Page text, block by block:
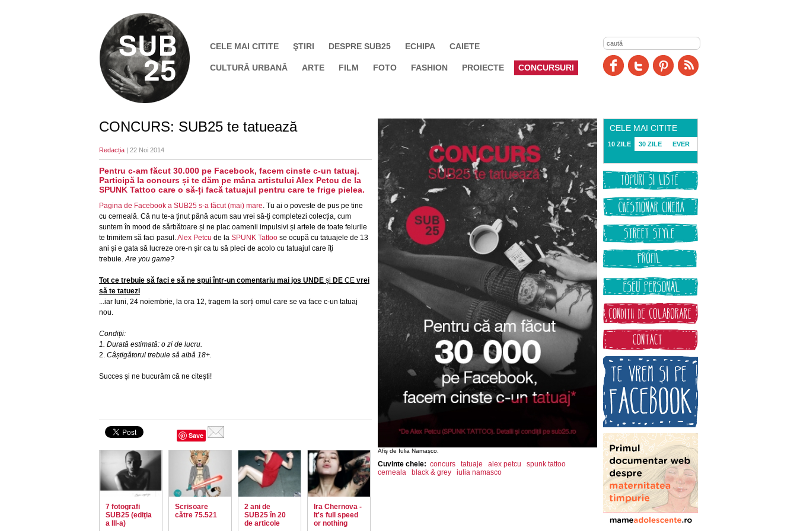
CELE MAI CITITE ŞTIRI DESPRE SUB25 ECHIPA CAIETE
CULTURĂ URBANĂ ARTE FILM FOTO FASHION PROIECTE CONCURSURI
CONCURS: SUB25 te tatuează
Redacția | 22 Noi 2014
Pentru c-am făcut 30.000 pe Facebook, facem cinste c-un tatuaj.
Participă la concurs și te dăm pe mâna artistului Alex Petcu de la
SPUNK Tattoo care o să-ți facă tatuajul pentru care te frige pielea.
Pagina de Facebook a SUB25 s-a făcut (mai) mare. Tu ai o poveste de pus pe tine
cu cerneală. Că nu te-a ținut până acum sau vrei să-ți completezi colecția, cum
suntem în mood de sărbătoare și ne plac oamenii impulsivi și artele de toate felurile
te trimitem să faci pasul.Alex Petcu de la SPUNK Tattoo se ocupă cu tatuajele de 13
ani și e gata să lucreze ore-n șir ca tu să pleci de acolo cu tatuajul care îți
trebuie.Are you game?
Tot ce trebuie să faci e să ne spui într-un comentariu mai jos UNDE și DE CE vrei
să te tatuezi
...iar luni, 24 noiembrie, la ora 12, tragem la sorți omul care se va face c-un tatuaj
nou.
Condiții:
1. Durată estimată: o zi de lucru.
2. Câștigătorul trebuie să aibă 18+.
Succes și ne bucurăm că ne citești!
Save
7 fotografi
SUB25 (ediţia
a III-a)
Scrisoare
către 75.521
2 ani de
SUB25 în 20
de articole
Ira Chernova -
It's full speed
or nothing
Afiș de Iulia Namașco.
Cuvinte cheie: concurs tatuaje alex petcu
spunk tattoo
cerneala
black & grey iulia namasco
CELE MAI CITITE
10 ZILE 30 ZILE EVER